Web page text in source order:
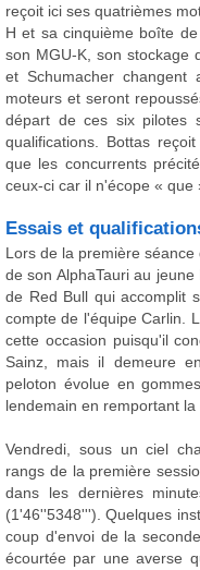
reçoit ici ses quatrièmes
H et sa cinquième boîte
son MGU-K, son stockage
et Schumacher changent
moteurs et seront
départ de ces six pilotes
qualifications. Bottas
que les concurrents
ceux-ci car il n'écope « que
Essais et
Lors de la première
de son AlphaTauri au
de Red Bull qui accomplit
compte de l'équipe Carlin.
cette occasion puisqu'il
Sainz, mais il demeure
peloton évolue en
lendemain en remportant la
Vendredi, sous un ciel
rangs de la première
dans les dernières
(1'46''5348'''). Quelques
coup d'envoi de la
écourtée par une averse